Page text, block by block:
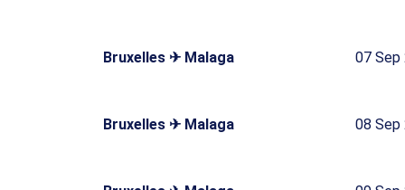
Bruxelles ✈ Malaga 07 Sep
Bruxelles ✈ Malaga 08 Sep